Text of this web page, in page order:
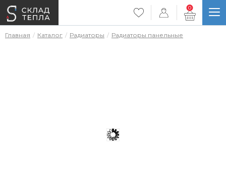
0
Главная Каталог Радиаторы Радиаторы панельные